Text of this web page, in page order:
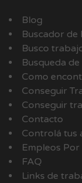
Blog
Buscador de
Busco
Busqueda
Como
Conseguir
Conseguir
Contacto
Controlá tus
Empleos
FAQ
Links de